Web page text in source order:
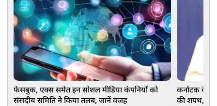
फेसबुक, एक्स समेत इन सोशल मीडिया कंपनियों को
संसदीय समिति ने किया तलब, जानें वजह
कर्नाटक
की शपथ,